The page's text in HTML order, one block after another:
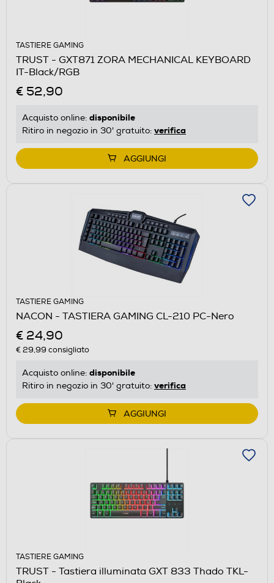
TASTIERE GAMING
TRUST - GXT871 ZORA MECHANICAL KEYBOARD
IT-Black/RGB
€ 52,90
Acquisto online: disponibile
Ritiro in negozio in 30' gratuito: verifica
AGGIUNGI
TASTIERE GAMING
NACON - TASTIERA GAMING CL-210 PC-Nero
€ 24,90
€ 29,99 consigliato
Acquisto online: disponibile
Ritiro in negozio in 30' gratuito: verifica
AGGIUNGI
TASTIERE GAMING
TRUST - Tastiera illuminata GXT 833 Thado TKL-